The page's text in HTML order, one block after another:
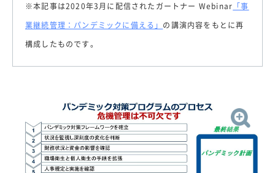
※本記事は2020年3月に配信されたガートナー Webinar 「事
業継続管理：パンデミックに備える」 の講演内容をもとに再
構成したものです。